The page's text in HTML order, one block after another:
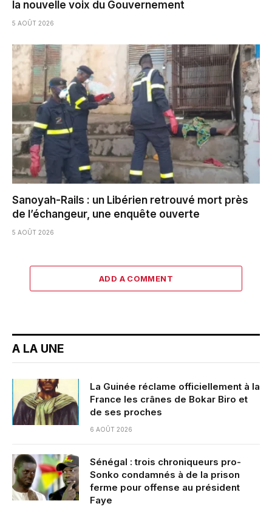
la nouvelle voix du Gouvernement
5 AOÛT 2026
Sanoyah-Rails : un Libérien retrouvé mort près
de l’échangeur, une enquête ouverte
5 AOÛT 2026
ADD A COMMENT
A LA UNE
La Guinée réclame officiellement à la
France les crânes de Bokar Biro et
de ses proches
6 AOÛT 2026
Sénégal : trois chroniqueurs pro-
Sonko condamnés à de la prison
ferme pour offense au président
Faye